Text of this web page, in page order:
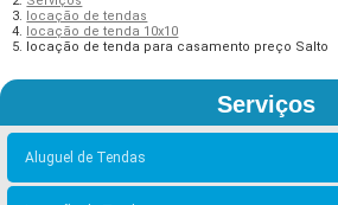
locação de tendas
locação de tenda 10x10
locação de tenda para casamento preço Salto
Serviços
Aluguel de Tendas